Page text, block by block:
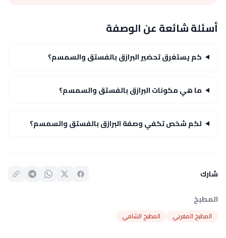
أسئلة شائعة عن الوصفة
كم يستغرق تحضير البرازق بالفستق والسمسم؟
ما هي مكونات البرازق بالفستق والسمسم؟
لكم شخص تكفي وصفة البرازق بالفستق والسمسم؟
شارك
المطبخ
المطبخ المغربي المطبخ الشامي